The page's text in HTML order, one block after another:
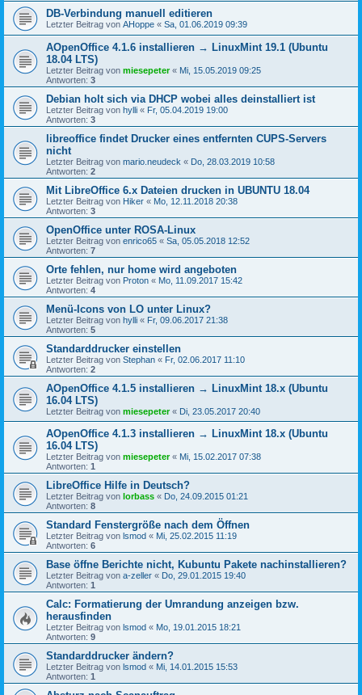
DB-Verbindung manuell editieren
Letzter Beitrag von AHoppe « Sa, 01.06.2019 09:39
AOpenOffice 4.1.6 installieren → LinuxMint 19.1 (Ubuntu
18.04 LTS)
Letzter Beitrag von miesepeter« Mi, 15.05.2019 09:25
Antworten: 3
Debian holt sich via DHCP wobei alles deinstalliert ist
Letzter Beitrag von hylli « Fr, 05.04.2019 19:00
Antworten: 3
libreoffice findet Drucker eines entfernten CUPS-Servers
nicht
Letzter Beitrag von mario.neudeck « Do, 28.03.2019 10:58
Antworten: 2
Mit LibreOffice 6.x Dateien drucken in UBUNTU 18.04
Letzter Beitrag von Hiker « Mo, 12.11.2018 20:38
Antworten: 3
OpenOffice unter ROSA-Linux
Letzter Beitrag von enrico65 « Sa, 05.05.2018 12:52
Antworten: 7
Orte fehlen, nur home wird angeboten
Letzter Beitrag von Proton « Mo, 11.09.2017 15:42
Antworten: 4
Menü-Icons von LO unter Linux?
Letzter Beitrag von hylli « Fr, 09.06.2017 21:38
Antworten: 5
Standarddrucker einstellen
Letzter Beitrag von Stephan « Fr, 02.06.2017 11:10
Antworten: 2
AOpenOffice 4.1.5 installieren → LinuxMint 18.x (Ubuntu
16.04 LTS)
Letzter Beitrag von miesepeter« Di, 23.05.2017 20:40
AOpenOffice 4.1.3 installieren → LinuxMint 18.x (Ubuntu
16.04 LTS)
Letzter Beitrag von miesepeter« Mi, 15.02.2017 07:38
Antworten: 1
LibreOffice Hilfe in Deutsch?
Letzter Beitrag von lorbass « Do, 24.09.2015 01:21
Antworten: 8
Standard Fenstergröße nach dem Öffnen
Letzter Beitrag von lsmod « Mi, 25.02.2015 11:19
Antworten: 6
Base öffne Berichte nicht, Kubuntu Pakete nachinstallieren?
Letzter Beitrag von a-zeller « Do, 29.01.2015 19:40
Antworten: 1
Calc: Formatierung der Umrandung anzeigen bzw.
herausfinden
Letzter Beitrag von lsmod « Mo, 19.01.2015 18:21
Antworten: 9
Standarddrucker ändern?
Letzter Beitrag von lsmod « Mi, 14.01.2015 15:53
Antworten: 1